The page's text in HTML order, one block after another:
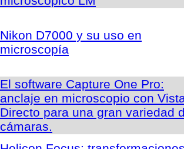
Nikon D7000 y su uso en
microscopía
El software Capture One Pro:
anclaje en microscopio con
Directo para una gran variedad
cámaras.